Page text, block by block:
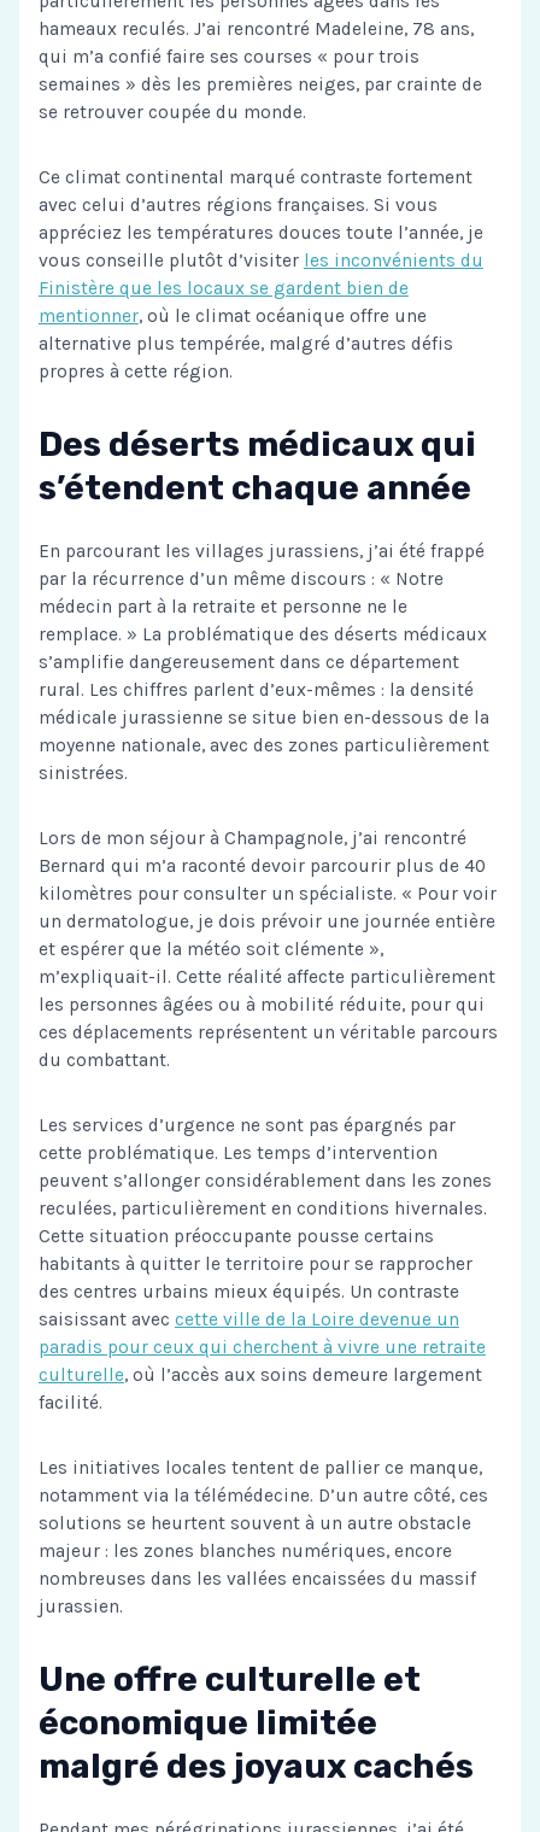
hameaux reculés. J’ai rencontré Madeleine, 78 ans,
qui m’a confié faire ses courses « pour trois
semaines » dès les premières neiges, par crainte de
se retrouver coupée du monde.
Ce climat continental marqué contraste fortement
avec celui d’autres régions françaises. Si vous
appréciez les températures douces toute l’année, je
vous conseille plutôt d’visiter les inconvénients du
Finistère que les locaux se gardent bien de
mentionner, où le climat océanique offre une
alternative plus tempérée, malgré d’autres défis
propres à cette région.
Des déserts médicaux qui
s’étendent chaque année
En parcourant les villages jurassiens, j’ai été frappé
par la récurrence d’un même discours : « Notre
médecin part à la retraite et personne ne le
remplace. » La problématique des déserts médicaux
s’amplifie dangereusement dans ce département
rural. Les chiffres parlent d’eux-mêmes : la densité
médicale jurassienne se situe bien en-dessous de la
moyenne nationale, avec des zones particulièrement
sinistrées.
Lors de mon séjour à Champagnole, j’ai rencontré
Bernard qui m’a raconté devoir parcourir plus de 40
kilomètres pour consulter un spécialiste. « Pour voir
un dermatologue, je dois prévoir une journée entière
et espérer que la météo soit clémente »,
m’expliquait-il. Cette réalité affecte particulièrement
les personnes âgées ou à mobilité réduite, pour qui
ces déplacements représentent un véritable parcours
du combattant.
Les services d’urgence ne sont pas épargnés par
cette problématique. Les temps d’intervention
peuvent s’allonger considérablement dans les zones
reculées, particulièrement en conditions hivernales.
Cette situation préoccupante pousse certains
habitants à quitter le territoire pour se rapprocher
des centres urbains mieux équipés. Un contraste
saisissant avec cette ville de la Loire devenue un
paradis pour ceux qui cherchent à vivre une retraite
culturelle, où l’accès aux soins demeure largement
facilité.
Les initiatives locales tentent de pallier ce manque,
notamment via la télémédecine. D’un autre côté, ces
solutions se heurtent souvent à un autre obstacle
majeur : les zones blanches numériques, encore
nombreuses dans les vallées encaissées du massif
jurassien.
Une offre culturelle et
économique limitée
malgré des joyaux cachés